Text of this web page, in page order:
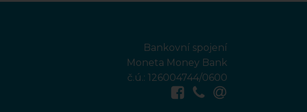
Bankovní spojení
Moneta Money Bank
č.ú.: 126004744/0600